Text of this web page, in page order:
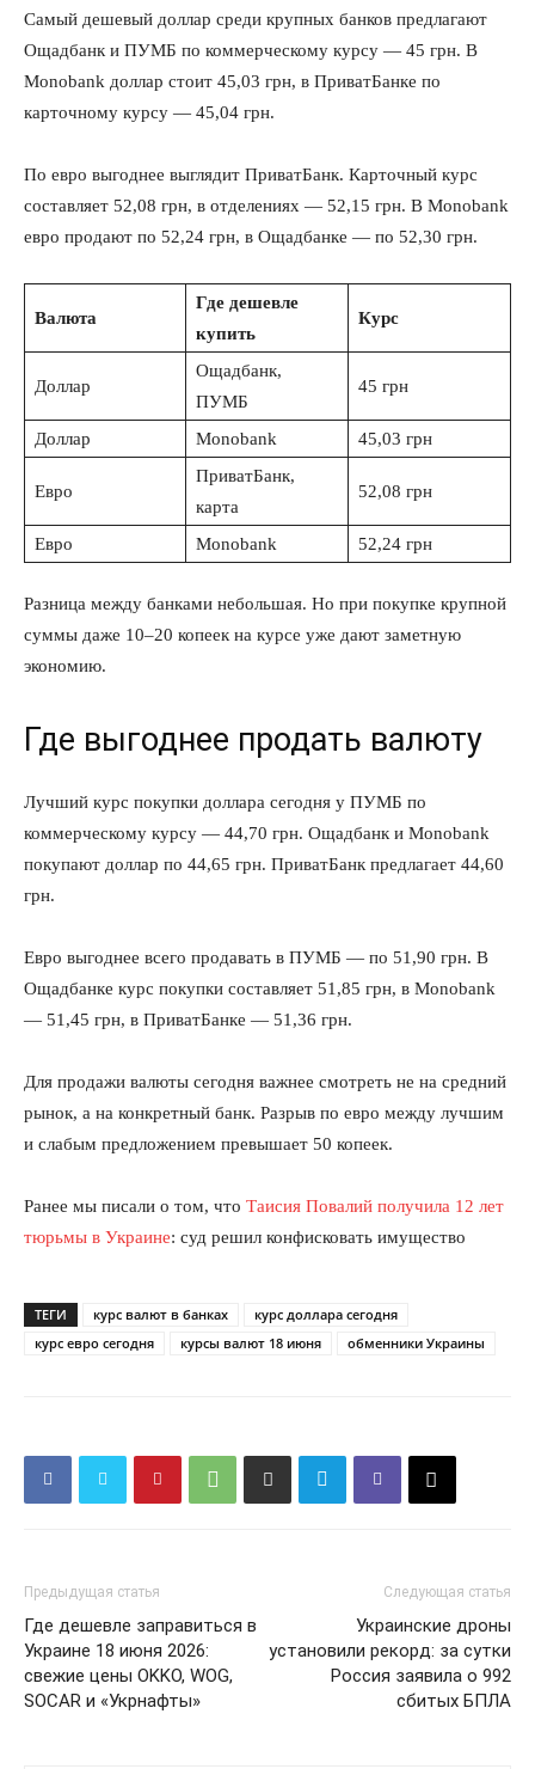
Самый дешевый доллар среди крупных банков предлагают
Ощадбанк и ПУМБ по коммерческому курсу — 45 грн. В
Monobank доллар стоит 45,03 грн, в ПриватБанке по
карточному курсу — 45,04 грн.
По евро выгоднее выглядит ПриватБанк. Карточный курс
составляет 52,08 грн, в отделениях — 52,15 грн. В Monobank
евро продают по 52,24 грн, в Ощадбанке — по 52,30 грн.
Валюта
Где дешевле
купить
Курс
Доллар
Ощадбанк,
ПУМБ
45 грн
Доллар Monobank 45,03 грн
Евро
ПриватБанк,
карта
52,08 грн
Евро Monobank 52,24 грн
Разница между банками небольшая. Но при покупке крупной
суммы даже 10–20 копеек на курсе уже дают заметную
экономию.
Где выгоднее продать валюту
Лучший курс покупки доллара сегодня у ПУМБ по
коммерческому курсу — 44,70 грн. Ощадбанк и Monobank
покупают доллар по 44,65 грн. ПриватБанк предлагает 44,60
грн.
Евро выгоднее всего продавать в ПУМБ — по 51,90 грн. В
Ощадбанке курс покупки составляет 51,85 грн, в Monobank
— 51,45 грн, в ПриватБанке — 51,36 грн.
Для продажи валюты сегодня важнее смотреть не на средний
рынок, а на конкретный банк. Разрыв по евро между лучшим
и слабым предложением превышает 50 копеек.
Ранее мы писали о том, что Таисия Повалий получила 12 лет
тюрьмы в Украине: суд решил конфисковать имущество
ТЕГИ курс валют в банках
курс доллара сегодня
курс евро сегодня
курсы валют 18 июня обменники Украины
Предыдущая статья
Где дешевле заправиться в
Украине 18 июня 2026:
свежие цены OKKO, WOG,
SOCAR и «Укрнафты»
Следующая статья
Украинские дроны
установили рекорд: за сутки
Россия заявила о 992
сбитых БПЛА